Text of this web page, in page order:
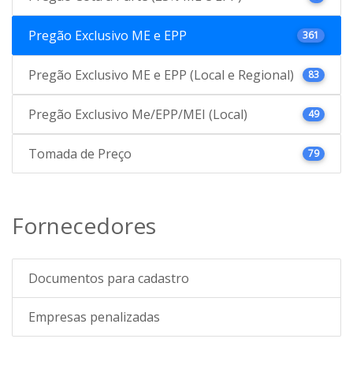
Pregão Exclusivo ME e EPP 361
Pregão Exclusivo ME e EPP (Local e Regional) 83
Pregão Exclusivo Me/EPP/MEI (Local) 49
Tomada de Preço 79
Fornecedores
Documentos para cadastro
Empresas penalizadas